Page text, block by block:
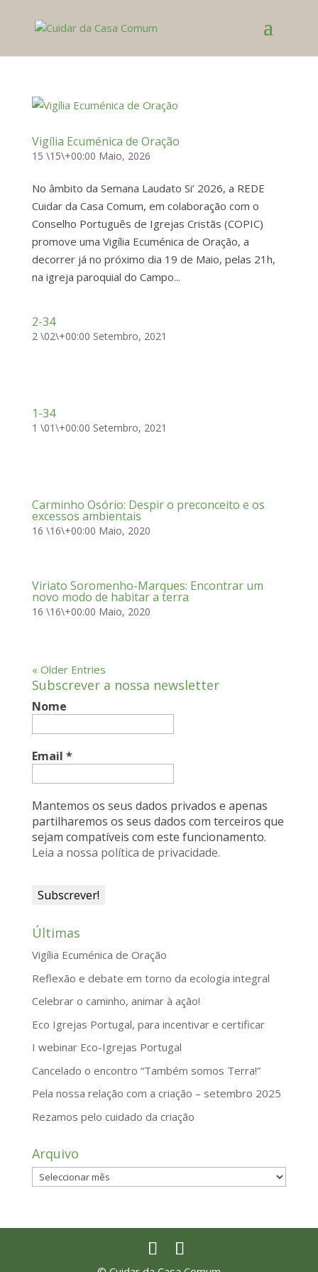
Vigília Ecuménica de Oração
15 \15\+00:00 Maio, 2026
No âmbito da Semana Laudato Si’ 2026, a REDE
Cuidar da Casa Comum, em colaboração com o
Conselho Português de Igrejas Cristãs (COPIC)
promove uma Vigília Ecuménica de Oração, a
decorrer já no próximo dia 19 de Maio, pelas 21h,
na igreja paroquial do Campo...
2-34
2 \02\+00:00 Setembro, 2021
1-34
1 \01\+00:00 Setembro, 2021
Carminho Osório: Despir o preconceito e os
excessos ambientais
16 \16\+00:00 Maio, 2020
Viriato Soromenho-Marques: Encontrar um
novo modo de habitar a terra
16 \16\+00:00 Maio, 2020
« Older Entries
Subscrever a nossa newsletter
Nome
Email *
Mantemos os seus dados privados e apenas
partilharemos os seus dados com terceiros que
sejam compatíveis com este funcionamento.
Leia a nossa política de privacidade.
Últimas
Vigília Ecuménica de Oração
Reflexão e debate em torno da ecologia integral
Celebrar o caminho, animar à ação!
Eco Igrejas Portugal, para incentivar e certificar
I webinar Eco-Igrejas Portugal
Cancelado o encontro “Também somos Terra!”
Pela nossa relação com a criação – setembro 2025
Rezamos pelo cuidado da criação
Arquivo
Arquivo